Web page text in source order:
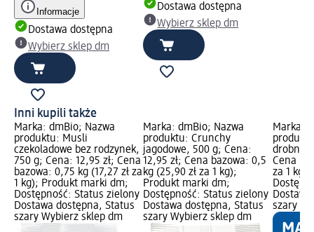
Informacje
Dostawa dostępna
Wybierz sklep dm
Dostawa dostępna
Wybierz sklep dm
Inni kupili także
Marka: dmBio; Nazwa
produktu: Musli
czekoladowe bez rodzynek,
750 g; Cena: 12,95 zł; Cena
bazowa: 0,75 kg (17,27 zł za
1 kg); Produkt marki dm;
Dostępność: Status zielony
Dostawa dostępna, Status
szary Wybierz sklep dm
Marka: dmBio; Nazwa
produktu: Crunchy
jagodowe, 500 g; Cena:
12,95 zł; Cena bazowa: 0,5
kg (25,90 zł za 1 kg);
Produkt marki dm;
Dostępność: Status zielony
Dostawa dostępna, Status
szary Wybierz sklep dm
Marka:
drobne,
Cena
za 1
szary